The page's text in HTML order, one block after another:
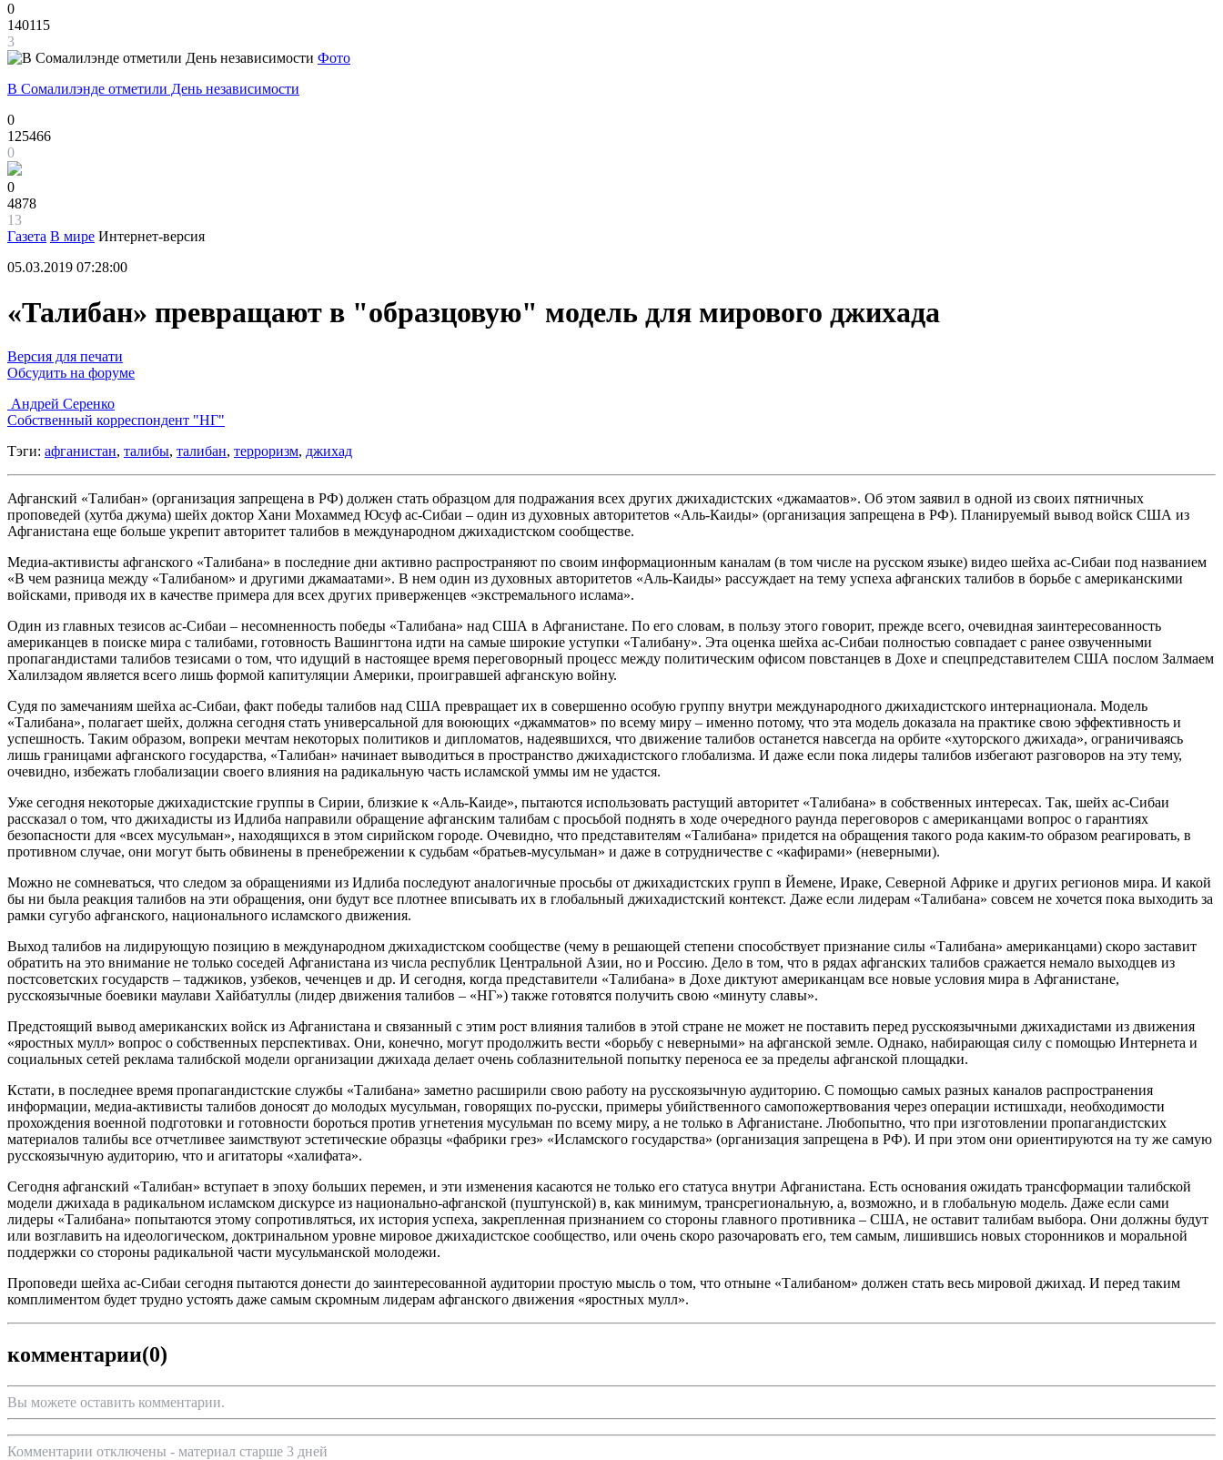
0
140115
3
Фото
В Сомалилэнде отметили День независимости
0
125466
0
0
4878
13
Газета В мире Интернет-версия
05.03.2019 07:28:00
«Талибан» превращают в "образцовую" модель для мирового джихада
Версия для печати
Обсудить на форуме
Андрей Серенко
Собственный корреспондент "НГ"
Тэги: афганистан, талибы, талибан, терроризм, джихад
Афганский «Талибан» (организация запрещена в РФ) должен стать образцом для подражания всех других джихадистских «джамаатов». Об этом заявил в одной из своих пятничных
проповедей (хутба джума) шейх доктор Хани Мохаммед Юсуф ас-Сибаи – один из духовных авторитетов «Аль-Каиды» (организация запрещена в РФ). Планируемый вывод войск США из
Афганистана еще больше укрепит авторитет талибов в международном джихадистском сообществе.
Медиа-активисты афганского «Талибана» в последние дни активно распространяют по своим информационным каналам (в том числе на русском языке) видео шейха ас-Сибаи под названием
«В чем разница между «Талибаном» и другими джамаатами». В нем один из духовных авторитетов «Аль-Каиды» рассуждает на тему успеха афганских талибов в борьбе с американскими
войсками, приводя их в качестве примера для всех других приверженцев «экстремального ислама».
Один из главных тезисов ас-Сибаи – несомненность победы «Талибана» над США в Афганистане. По его словам, в пользу этого говорит, прежде всего, очевидная заинтересованность
американцев в поиске мира с талибами, готовность Вашингтона идти на самые широкие уступки «Талибану». Эта оценка шейха ас-Сибаи полностью совпадает с ранее озвученными
пропагандистами талибов тезисами о том, что идущий в настоящее время переговорный процесс между политическим офисом повстанцев в Дохе и спецпредставителем США послом Залмаем
Халилзадом является всего лишь формой капитуляции Америки, проигравшей афганскую войну.
Судя по замечаниям шейха ас-Сибаи, факт победы талибов над США превращает их в совершенно особую группу внутри международного джихадистского интернационала. Модель
«Талибана», полагает шейх, должна сегодня стать универсальной для воюющих «джамматов» по всему миру – именно потому, что эта модель доказала на практике свою эффективность и
успешность. Таким образом, вопреки мечтам некоторых политиков и дипломатов, надеявшихся, что движение талибов останется навсегда на орбите «хуторского джихада», ограничиваясь
лишь границами афганского государства, «Талибан» начинает выводиться в пространство джихадистского глобализма. И даже если пока лидеры талибов избегают разговоров на эту тему,
очевидно, избежать глобализации своего влияния на радикальную часть исламской уммы им не удастся.
Уже сегодня некоторые джихадистские группы в Сирии, близкие к «Аль-Каиде», пытаются использовать растущий авторитет «Талибана» в собственных интересах. Так, шейх ас-Сибаи
рассказал о том, что джихадисты из Идлиба направили обращение афганским талибам с просьбой поднять в ходе очередного раунда переговоров с американцами вопрос о гарантиях
безопасности для «всех мусульман», находящихся в этом сирийском городе. Очевидно, что представителям «Талибана» придется на обращения такого рода каким-то образом реагировать, в
противном случае, они могут быть обвинены в пренебрежении к судьбам «братьев-мусульман» и даже в сотрудничестве с «кафирами» (неверными).
Можно не сомневаться, что следом за обращениями из Идлиба последуют аналогичные просьбы от джихадистских групп в Йемене, Ираке, Северной Африке и других регионов мира. И какой
бы ни была реакция талибов на эти обращения, они будут все плотнее вписывать их в глобальный джихадистский контекст. Даже если лидерам «Талибана» совсем не хочется пока выходить за
рамки сугубо афганского, национального исламского движения.
Выход талибов на лидирующую позицию в международном джихадистском сообществе (чему в решающей степени способствует признание силы «Талибана» американцами) скоро заставит
обратить на это внимание не только соседей Афганистана из числа республик Центральной Азии, но и Россию. Дело в том, что в рядах афганских талибов сражается немало выходцев из
постсоветских государств – таджиков, узбеков, чеченцев и др. И сегодня, когда представители «Талибана» в Дохе диктуют американцам все новые условия мира в Афганистане,
русскоязычные боевики маулави Хайбатуллы (лидер движения талибов – «НГ») также готовятся получить свою «минуту славы».
Предстоящий вывод американских войск из Афганистана и связанный с этим рост влияния талибов в этой стране не может не поставить перед русскоязычными джихадистами из движения
«яростных мулл» вопрос о собственных перспективах. Они, конечно, могут продолжить вести «борьбу с неверными» на афганской земле. Однако, набирающая силу с помощью Интернета и
социальных сетей реклама талибской модели организации джихада делает очень соблазнительной попытку переноса ее за пределы афганской площадки.
Кстати, в последнее время пропагандистские службы «Талибана» заметно расширили свою работу на русскоязычную аудиторию. С помощью самых разных каналов распространения
информации, медиа-активисты талибов доносят до молодых мусульман, говорящих по-русски, примеры убийственного самопожертвования через операции истишхади, необходимости
прохождения военной подготовки и готовности бороться против угнетения мусульман по всему миру, а не только в Афганистане. Любопытно, что при изготовлении пропагандистских
материалов талибы все отчетливее заимствуют эстетические образцы «фабрики грез» «Исламского государства» (организация запрещена в РФ). И при этом они ориентируются на ту же самую
русскоязычную аудиторию, что и агитаторы «халифата».
Сегодня афганский «Талибан» вступает в эпоху больших перемен, и эти изменения касаются не только его статуса внутри Афганистана. Есть основания ожидать трансформации талибской
модели джихада в радикальном исламском дискурсе из национально-афганской (пуштунской) в, как минимум, трансрегиональную, а, возможно, и в глобальную модель. Даже если сами
лидеры «Талибана» попытаются этому сопротивляться, их история успеха, закрепленная признанием со стороны главного противника – США, не оставит талибам выбора. Они должны будут
или возглавить на идеологическом, доктринальном уровне мировое джихадистское сообщество, или очень скоро разочаровать его, тем самым, лишившись новых сторонников и моральной
поддержки со стороны радикальной части мусульманской молодежи.
Проповеди шейха ас-Сибаи сегодня пытаются донести до заинтересованной аудитории простую мысль о том, что отныне «Талибаном» должен стать весь мировой джихад. И перед таким
комплиментом будет трудно устоять даже самым скромным лидерам афганского движения «яростных мулл».
комментарии(0)
Вы можете оставить комментарии.
Комментарии отключены - материал старше 3 дней